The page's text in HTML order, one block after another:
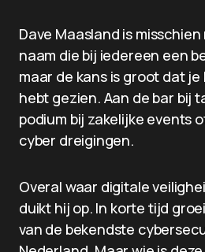
Dave Maasland is
naam die bij iedereen een
maar de kans is groot dat
hebt gezien. Aan de bar bij
podium bij zakelijke events
cyber dreigingen.
Overal waar digitale
duikt hij op. In korte tijd
van de bekendste